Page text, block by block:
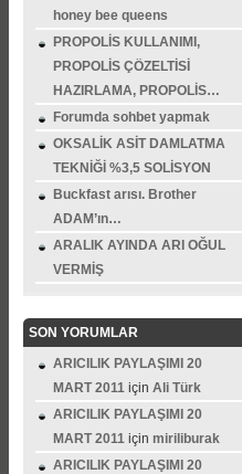
honey bee queens
PROPOLİS KULLANIMI,
PROPOLİS ÇÖZELTİSİ
HAZIRLAMA, PROPOLİS…
Forumda sohbet yapmak
OKSALİK ASİT DAMLATMA
TEKNİĞİ %3,5 SOLİSYON
Buckfast arısı. Brother
ADAM’ın…
ARALIK AYINDA ARI OĞUL
VERMİŞ
SON YORUMLAR
ARICILIK PAYLAŞIMI 20
MART 2011 için Ali Türk
ARICILIK PAYLAŞIMI 20
MART 2011 için miriliburak
ARICILIK PAYLAŞIMI 20